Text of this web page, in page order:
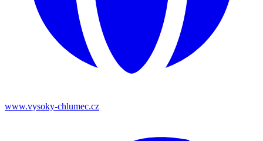
www.vysoky-chlumec.cz